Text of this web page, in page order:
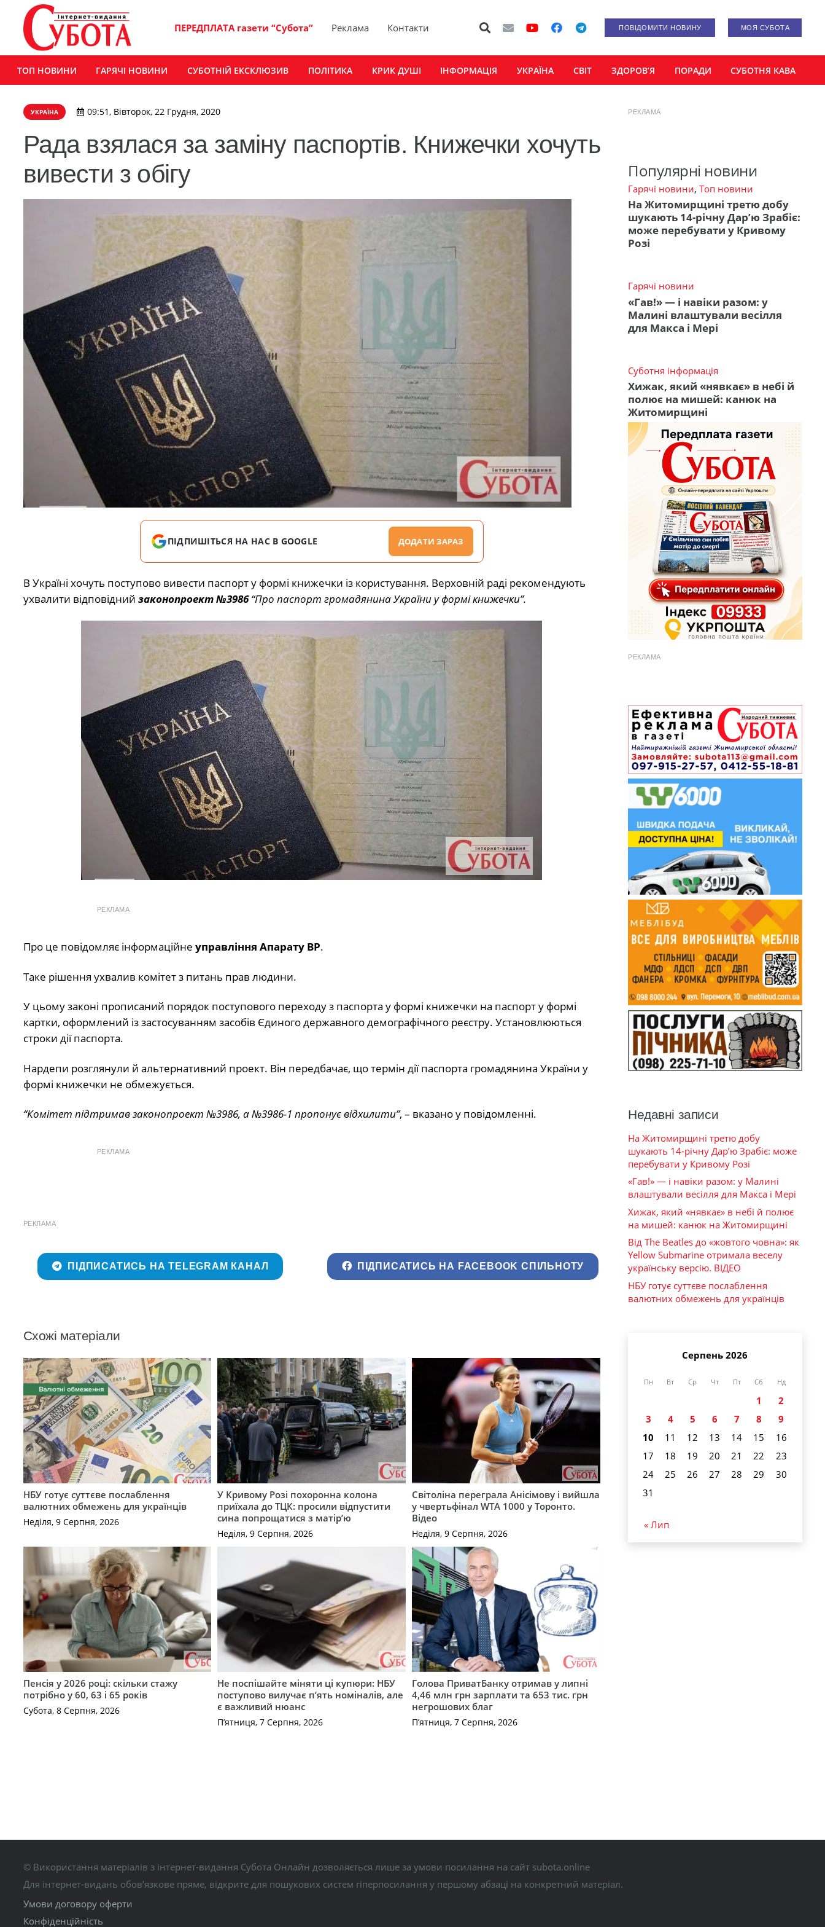
ПЕРЕДПЛАТА газети “Субота” Реклама Контакти ПОВІДОМИТИ НОВИНУ МОЯ СУБОТА
ТОП НОВИНИ ГАРЯЧІ НОВИНИ СУБОТНІЙ ЕКСКЛЮЗИВ ПОЛІТИКА КРИК ДУШІ ІНФОРМАЦІЯ УКРАЇНА СВІТ ЗДОРОВ’Я ПОРАДИ СУБОТНЯ КАВА
УКРАЇНА 09:51, Вівторок, 22 Грудня, 2020
Рада взялася за заміну паспортів. Книжечки хочуть
вивести з обігу
ПІДПИШІТЬСЯ НА НАС В GOOGLE ДОДАТИ ЗАРАЗ
В Україні хочуть поступово вивести паспорт у формі книжечки із користування. Верховній раді рекомендують
ухвалити відповідний законопроект №3986 “Про паспорт громадянина України у формі книжечки”.
РЕКЛАМА
Про це повідомляє інформаційне управління Апарату ВР.
Таке рішення ухвалив комітет з питань прав людини.
У цьому законі прописаний порядок поступового переходу з паспорта у формі книжечки на паспорт у формі
картки, оформлений із застосуванням засобів Єдиного державного демографічного реєстру. Установлюються
строки дії паспорта.
Нардепи розглянули й альтернативний проект. Він передбачає, що термін дії паспорта громадянина України у
формі книжечки не обмежується.
“Комітет підтримав законопроект №3986, а №3986-1 пропонує відхилити”, – вказано у повідомленні.
РЕКЛАМА
РЕКЛАМА
ПІДПИСАТИСЬ НА TELEGRAM КАНАЛ ПІДПИСАТИСЬ НА FACEBOOK СПІЛЬНОТУ
Схожі матеріали
НБУ готує суттєве послаблення
валютних обмежень для українців
Неділя, 9 Серпня, 2026
У Кривому Розі похоронна колона
приїхала до ТЦК: просили відпустити
сина попрощатися з матір’ю
Неділя, 9 Серпня, 2026
Світоліна переграла Анісімову і вийшла
у чвертьфінал WTA 1000 у Торонто.
Відео
Неділя, 9 Серпня, 2026
Пенсія у 2026 році: скільки стажу
потрібно у 60, 63 і 65 років
Субота, 8 Серпня, 2026
Не поспішайте міняти ці купюри: НБУ
поступово вилучає п’ять номіналів, але
є важливий нюанс
П’ятниця, 7 Серпня, 2026
Голова ПриватБанку отримав у липні
4,46 млн грн зарплати та 653 тис. грн
негрошових благ
П’ятниця, 7 Серпня, 2026
РЕКЛАМА
Популярні новини
Гарячі новини, Топ новини
На Житомирщині третю добу
шукають 14-річну Дар’ю Зрабіє:
може перебувати у Кривому
Розі
Гарячі новини
«Гав!» — і навіки разом: у
Малині влаштували весілля
для Макса і Мері
Суботня інформація
Хижак, який «нявкає» в небі й
полює на мишей: канюк на
Житомирщині
РЕКЛАМА
Недавні записи
На Житомирщині третю добу
шукають 14-річну Дар’ю Зрабіє: може
перебувати у Кривому Розі
«Гав!» — і навіки разом: у Малині
влаштували весілля для Макса і Мері
Хижак, який «нявкає» в небі й полює
на мишей: канюк на Житомирщині
Від The Beatles до «жовтого човна»: як
Yellow Submarine отримала веселу
українську версію. ВІДЕО
НБУ готує суттєве послаблення
валютних обмежень для українців
Серпень 2026
Пн Вт Ср Чт Пт Сб Нд
1
2
3
4 5 6 7 8
9
10
11 12 13 14 15
16
17
18 19 20 21 22
23
24
25 26 27 28 29
30
31
« Лип
© Використання матеріалів з інтернет-видання Субота Онлайн дозволяється лише за умови посилання на сайт subota.online
Для інтернет-видань обов’язкове пряме, відкрите для пошукових систем гіперпосилання у першому абзаці на конкретний матеріал.
Умови договору оферти
Конфіденційність